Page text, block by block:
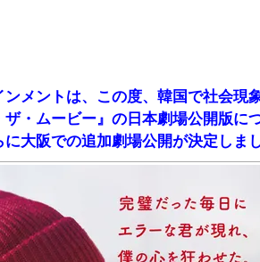
メントは、この度、韓国で社会現
・ムービー』の日本劇場公開版に
大阪での追加劇場公開が決定しま